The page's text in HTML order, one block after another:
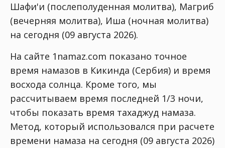
Шафи'и (послеполуденная молитва), Магриб
(вечерняя молитва), Иша (ночная молитва)
на сегодня (09 августа 2026).
На сайте 1namaz.com показано точное
время намазов в Кикинда (Сербия) и время
восхода солнца. Кроме того, мы
рассчитываем время последней 1/3 ночи,
чтобы показать время тахаджуд намаза.
Метод, который использовался при расчете
времени намаза на сегодня (09 августа 2026)